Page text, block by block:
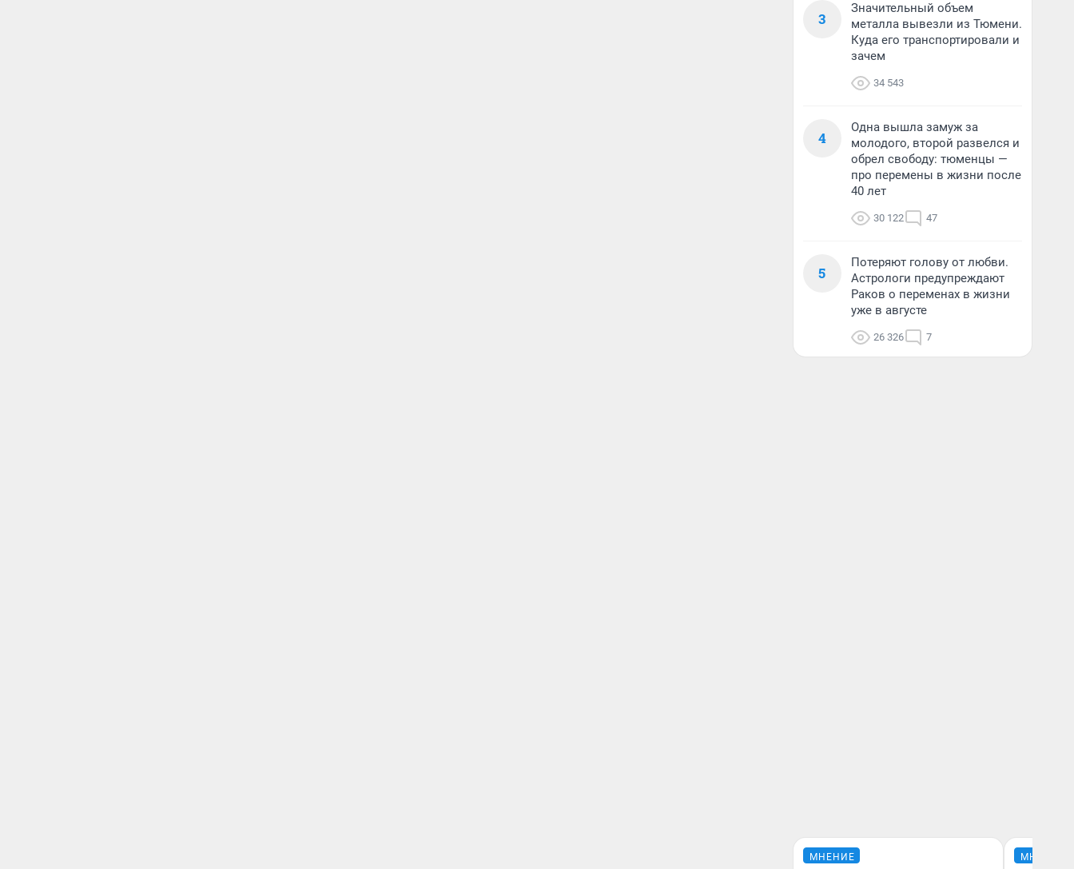
3
Значительный объем
металла вывезли из Тюмени.
Куда его транспортировали и
зачем
34 543
4
Одна вышла замуж за
молодого, второй развелся и
обрел свободу: тюменцы —
про перемены в жизни после
40 лет
30 122 47
5
Потеряют голову от любви.
Астрологи предупреждают
Раков о переменах в жизни
уже в августе
26 326 7
МНЕНИЕ МНЕНИЕ